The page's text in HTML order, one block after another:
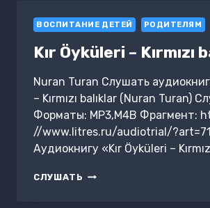
ВОСПИТАНИЕ ДЕТЕЙ РОДИТЕЛЯМ
Kır Öyküleri – Kırmızı
Nuran Turan Слушать
– Kırmızı balıklar (Nuran Turan)
Форматы: MP3,M4B Фрагмент:
//www.litres.ru/audiotrial/
Аудиокнигу «Kır Öyküleri –
СЛУШАТЬ KIR